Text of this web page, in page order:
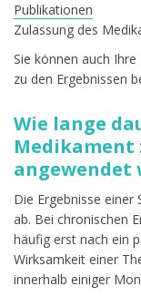
Publikationen
Zulassung des
Sie können auch
zu den Ergebnissen
Wie lange
Medikament
angewendet
Die Ergebnisse
ab. Bei chronischen
häufig erst nach ein
Wirksamkeit einer
innerhalb einiger